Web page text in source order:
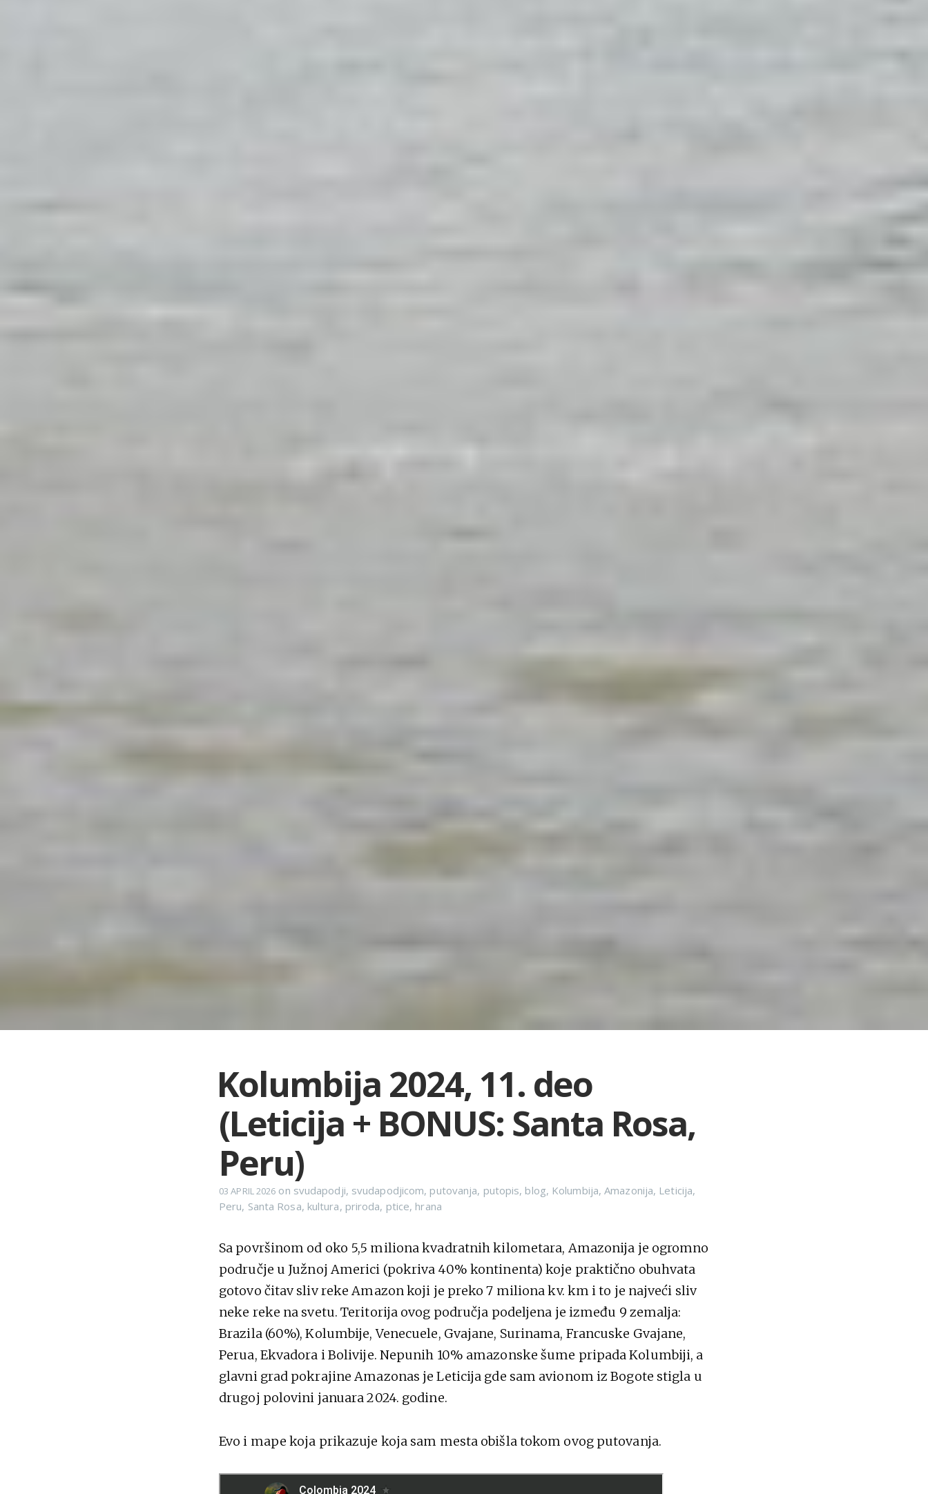
Kolumbija 2024, 11. deo
(Leticija + BONUS: Santa Rosa,
Peru)
03 APRIL 2026 on svudapodji, svudapodjicom, putovanja, putopis, blog, Kolumbija,Amazonija, Leticija,
Peru, Santa Rosa, kultura, priroda, ptice, hrana
Sa površinom od oko 5,5 miliona kvadratnih kilometara, Amazonija je ogromno
područje u Južnoj Americi (pokriva 40% kontinenta) koje praktično obuhvata
gotovo čitav sliv reke Amazon koji je preko 7 miliona kv. km i to je najveći sliv
neke reke na svetu. Teritorija ovog područja podeljena je između 9 zemalja:
Brazila (60%), Kolumbije, Venecuele, Gvajane, Surinama, Francuske Gvajane,
Perua, Ekvadora i Bolivije. Nepunih 10% amazonske šume pripada Kolumbiji, a
glavni grad pokrajine Amazonas je Leticija gde sam avionom iz Bogote stigla u
drugoj polovini januara 2024. godine.
Evo i mape koja prikazuje koja sam mesta obišla tokom ovog putovanja.